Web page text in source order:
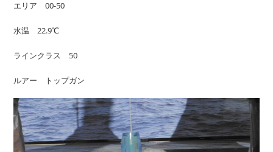
エリア 00-50
水温 22.9℃
ラインクラス 50
ルアー トップガン